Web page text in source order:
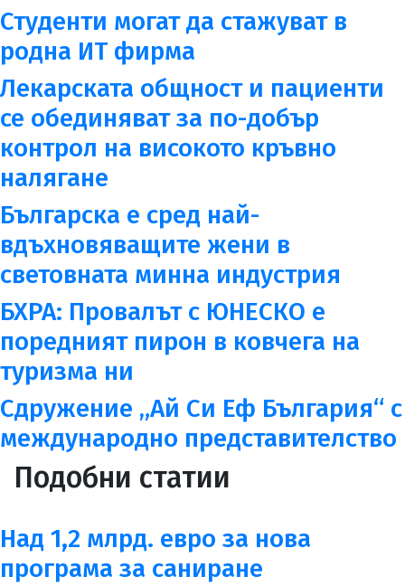
Студенти могат да стажуват в
родна ИТ фирма
Лекарската общност и пациенти
се обединяват за по-добър
контрол на високото кръвно
налягане
Българска е сред най-
вдъхновяващите жени в
световната минна индустрия
БХРА: Провалът с ЮНЕСКО е
поредният пирон в ковчега на
туризма ни
Сдружение „Ай Си Еф България“ с
международно представителство
Подобни статии
Над 1,2 млрд. евро за нова
програма за саниране